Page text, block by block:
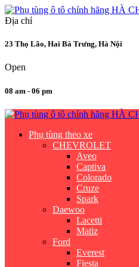
Địa chỉ
23 Thọ Lão, Hai Bà Trưng, Hà Nội
Open
08 am - 06 pm
Phụ tùng theo xe
CHEVROLET
Aveo
Captiva
Colorado
Cruze
Spark
Daewoo
Lacetti
Matiz
Ford
Everest
Fiesta